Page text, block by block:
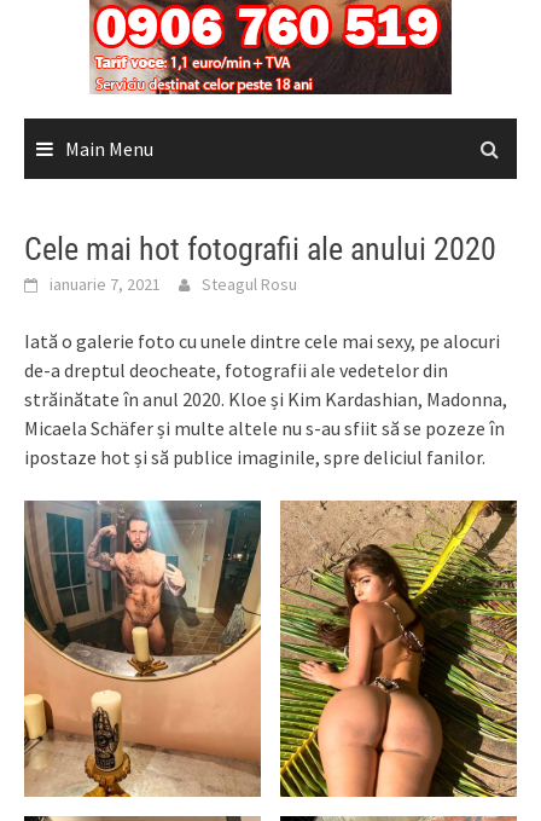
Main Menu
Cele mai hot fotografii ale anului 2020
ianuarie 7, 2021 Steagul Rosu
Iată o galerie foto cu unele dintre cele mai sexy, pe alocuri
de-a dreptul deocheate, fotografii ale vedetelor din
străinătate în anul 2020. Kloe și Kim Kardashian, Madonna,
Micaela Schäfer și multe altele nu s-au sfiit să se pozeze în
ipostaze hot și să publice imaginile, spre deliciul fanilor.